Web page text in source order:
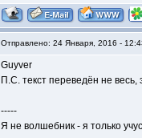
Отправлено: 24 Января, 2016 -
Guyver
П.С. текст переведён не весь,
-----
Я не волшебник - я только